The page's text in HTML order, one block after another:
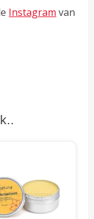
Instagram van